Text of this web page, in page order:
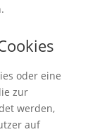
oder eine
zur
werden,
auf